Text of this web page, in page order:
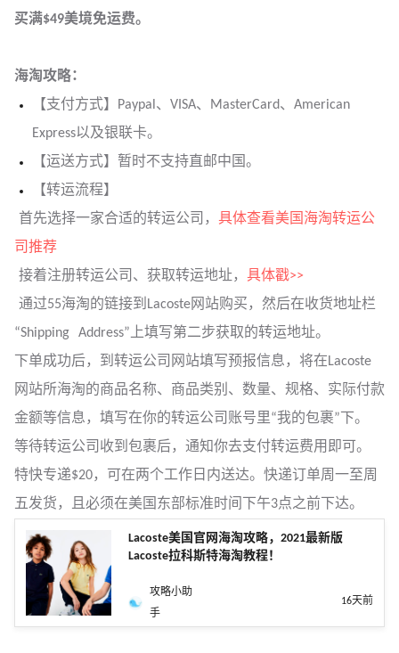
买满$49美境免运费。
海淘攻略：
【支付方式】Paypal、VISA、MasterCard、American
Express以及银联卡。
【运送方式】暂时不支持直邮中国。
【转运流程】
首先选择一家合适的转运公司， 具体查看美国海淘转运公
司推荐
接着注册转运公司、获取转运地址， 具体戳>>
通过55海淘的链接到Lacoste网站购买，然后在收货地址栏
“Shipping Address”上填写第二步获取的转运地址。
下单成功后，到转运公司网站填写预报信息，将在Lacoste
网站所海淘的商品名称、商品类别、数量、规格、实际付款
金额等信息，填写在你的转运公司账号里“我的包裹”下。
等待转运公司收到包裹后，通知你去支付转运费用即可。
特快专递$20，可在两个工作日内送达。快递订单周一至周
五发货，且必须在美国东部标准时间下午3点之前下达。
Lacoste美国官网海淘攻略，2021最新版
Lacoste拉科斯特海淘教程！
攻略小助
手
16天前